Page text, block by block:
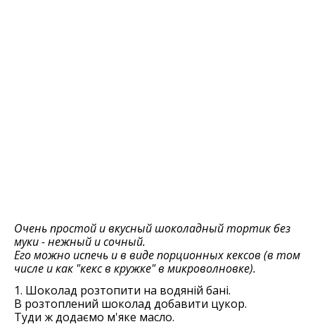
Очень простой и вкусный шоколадный тортик без
муки - нежный и сочный.
Его можно испечь и в виде порционных кексов (в том
числе и как "кекс в кружке" в микроволновке).
1. Шоколад розтопити на водяній бані.
В розтоплений шоколад добавити цукор.
Туди ж додаємо м'яке масло.